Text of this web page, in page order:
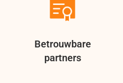
Betrouwbare
partners